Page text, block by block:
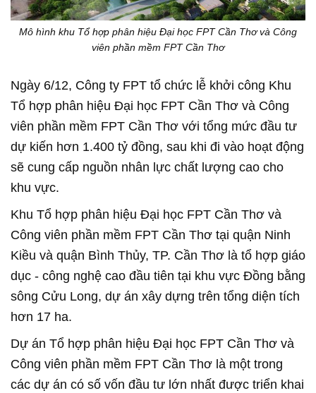
Mô hình khu Tổ hợp phân hiệu Đại học FPT Cần Thơ và Công
viên phần mềm FPT Cần Thơ
Ngày 6/12, Công ty FPT tổ chức lễ khởi công Khu
Tổ hợp phân hiệu Đại học FPT Cần Thơ và Công
viên phần mềm FPT Cần Thơ với tổng mức đầu tư
dự kiến hơn 1.400 tỷ đồng, sau khi đi vào hoạt động
sẽ cung cấp nguồn nhân lực chất lượng cao cho
khu vực.
Khu Tổ hợp phân hiệu Đại học FPT Cần Thơ và
Công viên phần mềm FPT Cần Thơ tại quận Ninh
Kiều và quận Bình Thủy, TP. Cần Thơ là tổ hợp giáo
dục - công nghệ cao đầu tiên tại khu vực Đồng bằng
sông Cửu Long, dự án xây dựng trên tổng diện tích
hơn 17 ha.
Dự án Tổ hợp phân hiệu Đại học FPT Cần Thơ và
Công viên phần mềm FPT Cần Thơ là một trong
các dự án có số vốn đầu tư lớn nhất được triển khai